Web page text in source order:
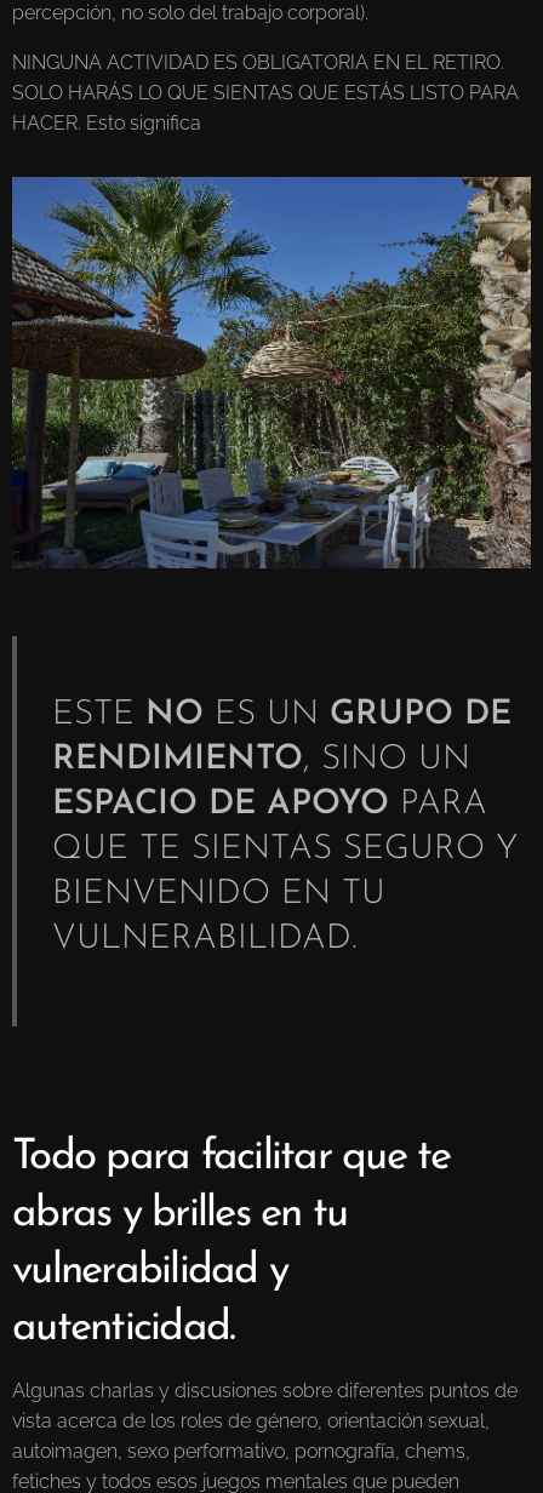
percepción, no solo del trabajo corporal).
NINGUNA ACTIVIDAD ES OBLIGATORIA EN EL RETIRO.
SOLO HARÁS LO QUE SIENTAS QUE ESTÁS LISTO PARA
HACER. Esto significa
ESTE NO ES UN GRUPO DE
RENDIMIENTO, SINO UN
ESPACIO DE APOYO PARA
QUE TE SIENTAS SEGURO Y
BIENVENIDO EN TU
VULNERABILIDAD.
Todo para facilitar que te
abras y brilles en tu
vulnerabilidad y
autenticidad.
Algunas charlas y discusiones sobre diferentes puntos de
vista acerca de los roles de género, orientación sexual,
autoimagen, sexo performativo, pornografía, chems,
fetiches y todos esos juegos mentales que pueden